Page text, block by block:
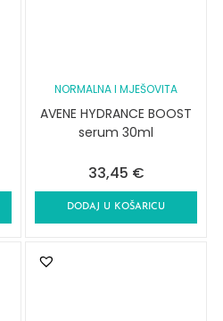
NORMALNA I MJEŠOVITA
AVENE HYDRANCE BOOST
serum 30ml
33,45 €
DODAJ U KOŠARICU